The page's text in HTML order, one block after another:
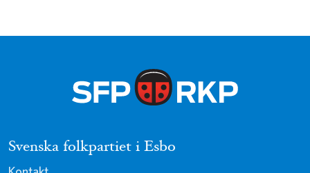
Svenska folkpartiet i Esbo